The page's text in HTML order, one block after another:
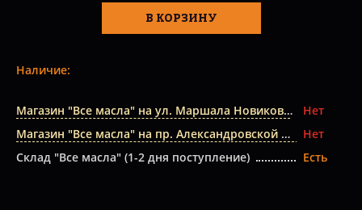
В КОРЗИНУ
Наличие:
Магазин "Все масла" на ул. Маршала Новикова
Нет
Магазин "Все масла" на пр. Александровской Фермы
Нет
Склад "Все масла" (1-2 дня поступление)
Есть